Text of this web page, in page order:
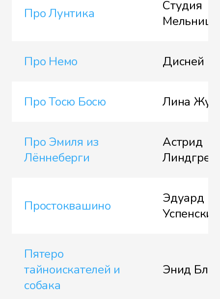
Про Лунтика
Студия
Мельница
Про Немо Дисней
Про Тосю Босю Лина
Про Эмиля из
Лённеберги
Астрид
Линдгрен
Простоквашино
Эдуард
Успенский
Пятеро
тайноискателей и
собака
Энид